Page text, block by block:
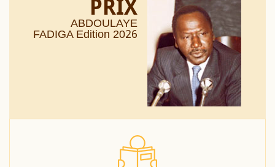
PRIX
ABDOULAYE
FADIGA Edition 2026